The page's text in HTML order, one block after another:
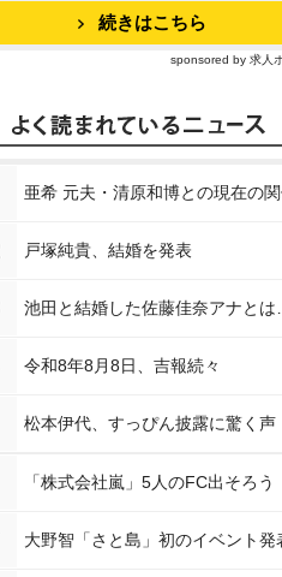
続きはこちら
sponsored by 求人
亜希 元夫・清原和博との現在の
戸塚純貴、結婚を発表
池田と結婚した佐藤佳奈アナとは…
令和8年8月8日、吉報続々
松本伊代、すっぴん披露に驚く声
「株式会社嵐」5人のFC出そろう
大野智「さと島」初のイベント発